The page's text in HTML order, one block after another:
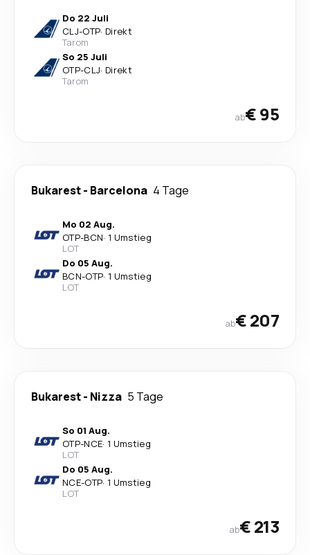
Do 22 Juli
CLJ-OTP· Direkt
Tarom
So 25 Juli
OTP-CLJ· Direkt
Tarom
ab€ 95
Bukarest- Barcelona 4 Tage
Mo 02 Aug.
OTP-BCN· 1 Umstieg
LOT
Do 05 Aug.
BCN-OTP· 1 Umstieg
LOT
ab€ 207
Bukarest- Nizza 5 Tage
So 01 Aug.
OTP-NCE· 1 Umstieg
LOT
Do 05 Aug.
NCE-OTP· 1 Umstieg
LOT
ab€ 213